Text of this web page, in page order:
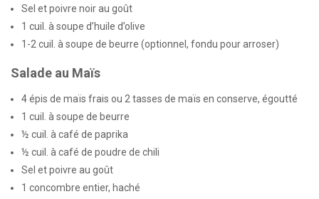
Sel et poivre noir au goût
1 cuil. à soupe d’huile d’olive
1-2 cuil. à soupe de beurre (optionnel, fondu pour arroser)
Salade au Maïs
4 épis de maïs frais ou 2 tasses de maïs en conserve, égoutté
1 cuil. à soupe de beurre
½ cuil. à café de paprika
½ cuil. à café de poudre de chili
Sel et poivre au goût
1 concombre entier, haché